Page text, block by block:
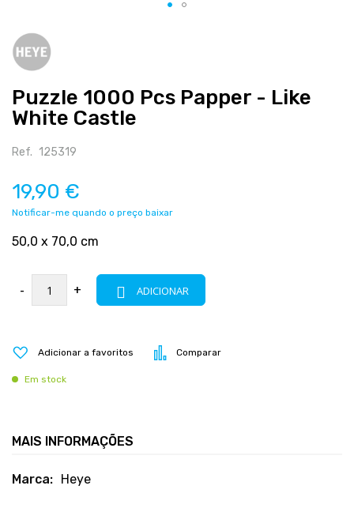
Puzzle 1000 Pcs Papper - Like
White Castle
Ref. 125319
19,90 €
Notificar-me quando o preço baixar
50,0 x 70,0 cm
- + ADICIONAR
Adicionar a favoritos Comparar
Em stock
para
o
da
galeria
de
imagens
MAIS INFORMAÇÕES
Mais
Heye